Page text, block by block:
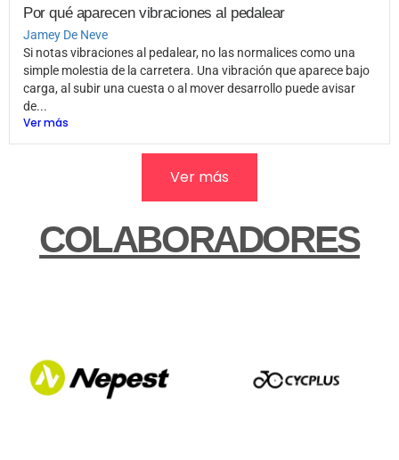
Por qué aparecen vibraciones al pedalear
Jamey De Neve
Si notas vibraciones al pedalear, no las normalices como una
simple molestia de la carretera. Una vibración que aparece bajo
carga, al subir una cuesta o al mover desarrollo puede avisar
de...
Ver más
Ver más
COLABORADORES